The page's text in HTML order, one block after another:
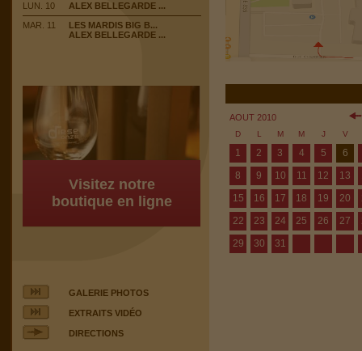
LUN. 10
ALEX BELLEGARDE ...
MAR. 11
LES MARDIS BIG B...
ALEX BELLEGARDE ...
Visitez notre
boutique en ligne
GALERIE PHOTOS
EXTRAITS VIDÉO
DIRECTIONS
AOUT 2010
D L M M J V
1 2 3 4 5
6
8
9 10 11 12 13
15
16 17 18 19 20
22
23 24 25 26 27
29
30 31